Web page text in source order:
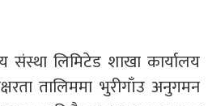
संस्था लिमिटेड शाखा कार्यालय
तालिममा भुरीगाँउ अनुगमन